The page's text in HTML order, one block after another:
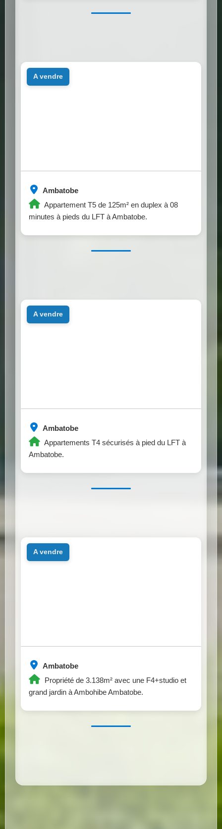
Ambatobe
Appartement T5 de 125m² en duplex à 08
minutes à pieds du LFT à Ambatobe.
a vendre
Ambatobe
Appartements T4 sécurisés à pied du LFT à
Ambatobe.
a vendre
Ambatobe
Propriété de 3.138m² avec une F4+studio et
grand jardin à Ambohibe Ambatobe.
a vendre